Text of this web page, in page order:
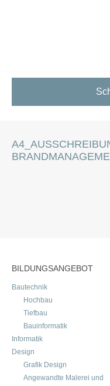
BILDUNGSANGEBOT
Bautechnik
Hochbau
Tiefbau
Bauinformatik
Informatik
Design
Grafik Design
Angewandte Malerei und